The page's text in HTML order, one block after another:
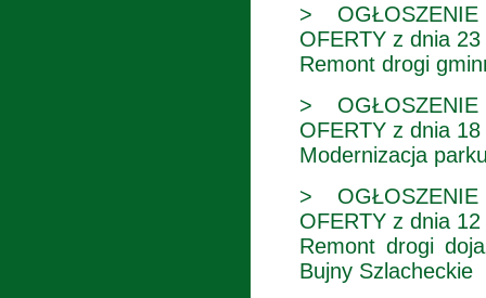
>
OFERTY z dnia
Remont drogi
>
OFERTY z dnia
Modernizacja
>
OFERTY z dnia
Remont drogi
Bujny Szlacheckie